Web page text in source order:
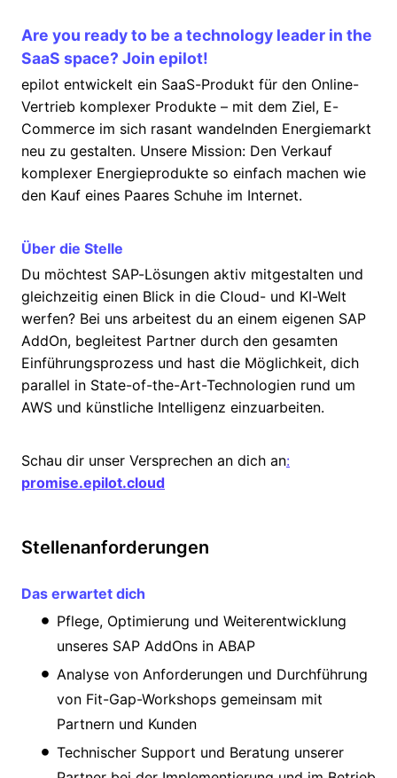
Are you ready to be a technology leader in the
SaaS space? Join epilot!
epilot entwickelt ein SaaS-Produkt für den Online-
Vertrieb komplexer Produkte – mit dem Ziel, E-
Commerce im sich rasant wandelnden Energiemarkt
neu zu gestalten. Unsere Mission: Den Verkauf
komplexer Energieprodukte so einfach machen wie
den Kauf eines Paares Schuhe im Internet.
Über die Stelle
Du möchtest SAP-Lösungen aktiv mitgestalten und
gleichzeitig einen Blick in die Cloud- und KI-Welt
werfen? Bei uns arbeitest du an einem eigenen SAP
AddOn, begleitest Partner durch den gesamten
Einführungsprozess und hast die Möglichkeit, dich
parallel in State-of-the-Art-Technologien rund um
AWS und künstliche Intelligenz einzuarbeiten.
Schau dir unser Versprechen an dich an:
promise.epilot.cloud
Stellenanforderungen
Das erwartet dich
Pflege, Optimierung und Weiterentwicklung
unseres SAP AddOns in ABAP
Analyse von Anforderungen und Durchführung
von Fit-Gap-Workshops gemeinsam mit
Partnern und Kunden
Technischer Support und Beratung unserer